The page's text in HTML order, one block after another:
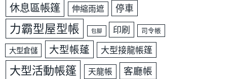
休息區帳篷 伸縮雨遮 停車
力霸型屋型帳 包腳 印刷 司令帳
大型倉儲 大型帳蓬 大型接龍帳篷
大型活動帳篷 天龍帳 客廳帳